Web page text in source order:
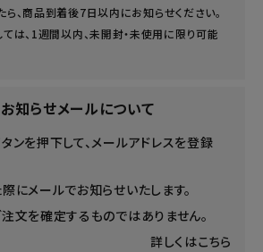
ら、商品到着後7日以内にお知らせください。
は、1週間以内、未開封・未使用に限り可能
知らせメールについて
ンを押下して、メールアドレスを登録
にメールでお知らせいたします。
文を確定するものではありません。
詳しくはこちら